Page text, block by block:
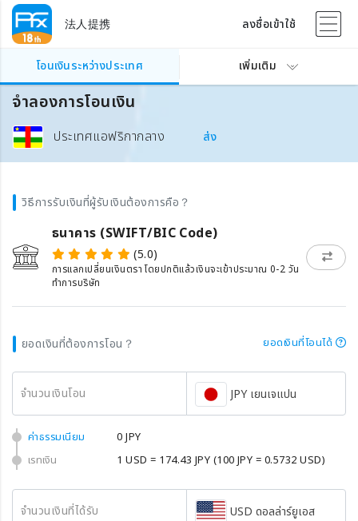
法人提携 ลงชื่อเข้าใช้
โอนเงินระหว่างประเทศ เพิ่มเติม
จำลองการโอนเงิน
ประเทศแอฟริกากลาง ส่ง
วิธีการรับเงินที่ผู้รับเงินต้องการคือ？
ธนาคาร (SWIFT/BIC Code)
(5.0)
การแลกเปลี่ยนเงินตรา โดยปกติแล้วเงินจะเข้าประมาณ 0-2 วัน
ทำการบริษัท
ยอดเงินที่ต้องการโอน？ ยอดเงินที่โอนได้
จำนวนเงินโอน JPY เยนเจแปน
ค่าธรรมเนียม
0 JPY
เรทเงิน
1 USD = 174.43 JPY (100 JPY = 0.5732 USD)
จำนวนเงินที่ได้รับ USD ดอลล่าร์ยูเอส